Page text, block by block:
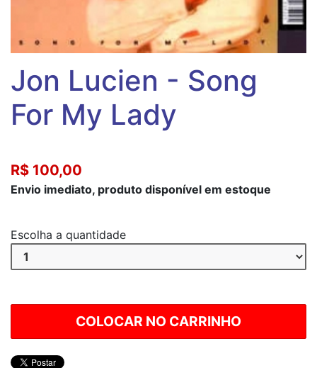
Jon Lucien - Song
For My Lady
R$ 100,00
Envio imediato, produto disponível em estoque
Escolha a quantidade